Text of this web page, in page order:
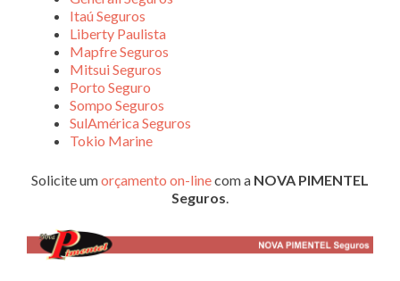
Itaú Seguros
Liberty Paulista
Mapfre Seguros
Mitsui Seguros
Porto Seguro
Sompo Seguros
SulAmérica Seguros
Tokio Marine
Solicite umorçamento on-linecom a NOVA PIMENTEL
Seguros.